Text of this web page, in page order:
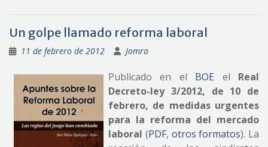
Un golpe llamado reforma laboral
11 de febrero de 2012 Jomra
Publicado en el BOE el Real
Decreto-ley 3/2012, de 10 de
febrero, de medidas urgentes
para la reforma del mercado
laboral (PDF, otros formatos). La